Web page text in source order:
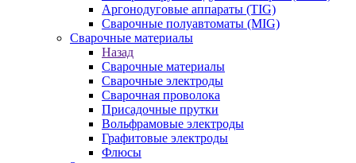
Аргонодуговые аппараты (TIG)
Сварочные полуавтоматы (MIG)
Сварочные материалы
Назад
Сварочные материалы
Сварочные электроды
Сварочная проволока
Присадочные прутки
Вольфрамовые электроды
Графитовые электроды
Флюсы